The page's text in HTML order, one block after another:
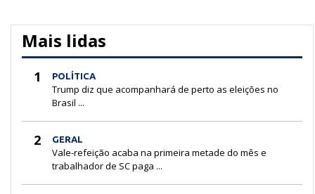
Mais lidas
1 POLÍTICA
Trump diz que acompanhará de perto as eleições no
Brasil ...
2 GERAL
Vale-refeição acaba na primeira metade do mês e
trabalhador de SC paga ...